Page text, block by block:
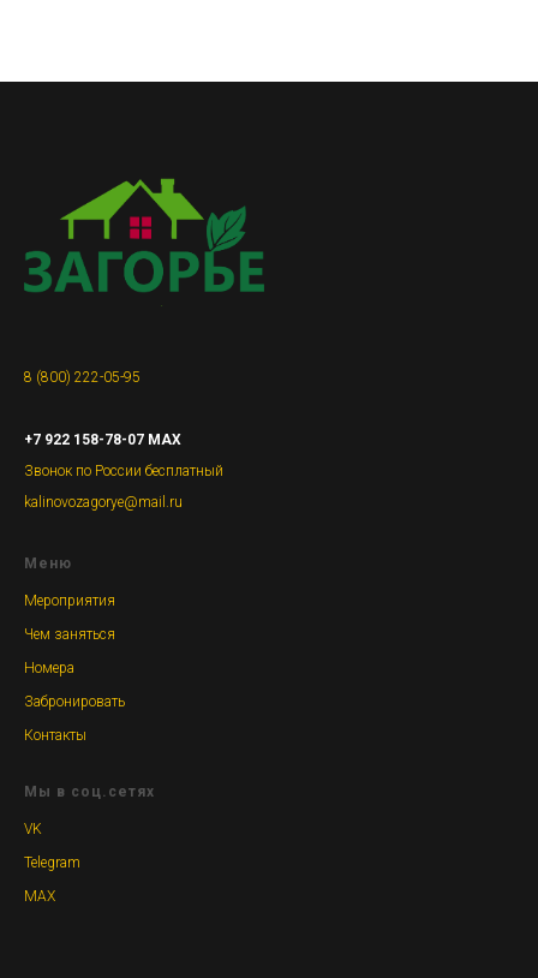
8 (800) 222-05-95
+7 922 158-78-07 MAX
Звонок по России бесплатный
kalinovozagorye@mail.ru
Меню
Мероприятия
Чем заняться
Номера
Забронировать
Контакты
Мы в соц.сетях
VK
Telegram
MAX